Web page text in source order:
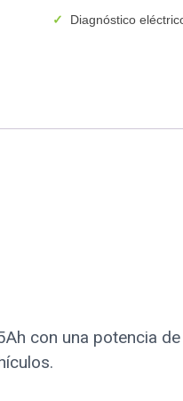
✓
Diagnóstico
con una potencia